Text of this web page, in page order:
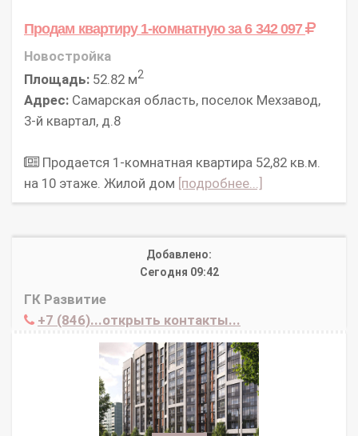
Продам квартиру 1-комнатнуюза 6 342 097
Новостройка
Площадь: 52.82 м2
Адрес: Самарская область, поселок Мехзавод,
3-й квартал, д.8
Продается 1-комнатная квартира 52,82 кв.м.
на 10 этаже. Жилой дом [подробнее...]
Добавлено:
Сегодня 09:42
ГК Развитие
+7 (846)...открыть контакты...